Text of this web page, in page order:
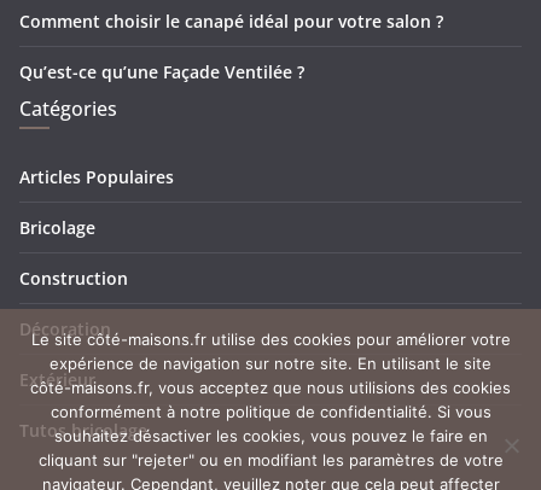
Comment choisir le canapé idéal pour votre salon ?
Qu’est-ce qu’une Façade Ventilée ?
Catégories
Articles Populaires
Bricolage
Construction
Décoration
Extérieur
Tutos bricolage
Le site côté-maisons.fr utilise des cookies pour améliorer votre
expérience de navigation sur notre site. En utilisant le site
côté-maisons.fr, vous acceptez que nous utilisions des cookies
conformément à notre politique de confidentialité. Si vous
souhaitez désactiver les cookies, vous pouvez le faire en
cliquant sur "rejeter" ou en modifiant les paramètres de votre
navigateur. Cependant, veuillez noter que cela peut affecter